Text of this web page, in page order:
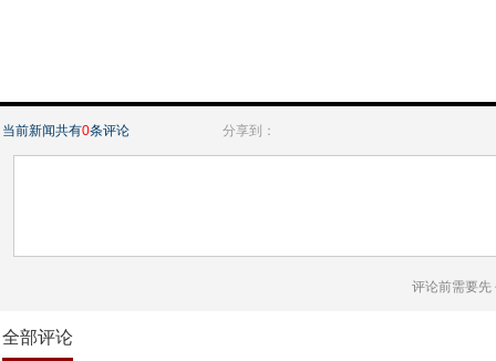
当前新闻共有0条评论 分享到：
评论前需要先
全部评论